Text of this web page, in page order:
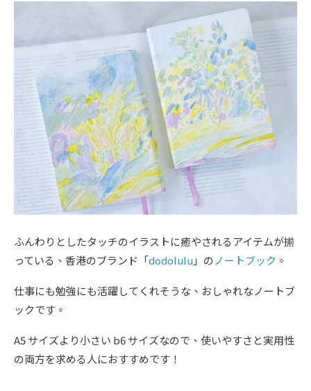
ふんわりとしたタッチのイラストに癒やされるアイテムが揃
っている、香港のブランド「dodolulu 」のノートブック 。
仕事にも勉強にも活躍してくれそうな、おしゃれなノートブ
ックです。
A5 サイズより小さい b6 サイズなので、使いやすさと実用性
の両方を求める人におすすめです！